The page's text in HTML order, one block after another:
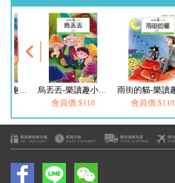
王者之冠-樂讀趣小火車11
烏丟丟-樂讀趣小火車12
會員價:$118
會員價:$118